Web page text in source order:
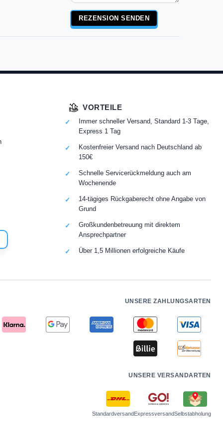
REZENSION SENDEN
VORTEILE
Immer schneller Versand, Standard 1-3 Tage,
Express 1 Tag
Kostenfreier Versand nach Deutschland ab
150€
Schnelle Servicerückmeldung auch am
Wochenende
14-tägiges Rückgaberecht ohne Angabe von
Grund
Großkundenbetreuung mit direktem
Ansprechpartner
Über 1,5 Millionen erfolgreiche Käufe
UNSERE ZAHLUNGSARTEN
UNSERE VERSANDARTEN
StandardversandExpressversandSelbstabholung